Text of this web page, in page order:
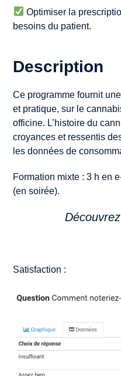
Optimiser la
besoins du patient.
Description
Ce programme fournit
et pratique, sur le
officine. L’histoire du
croyances et ressentis
les données de
Formation mixte : 3 h en
(en soirée).
Satisfaction :